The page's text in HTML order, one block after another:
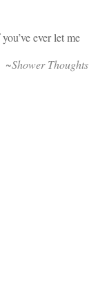
ever let me
~Shower Thoughts